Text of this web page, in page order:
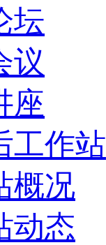
坛
议
座
工作站
概况
动态